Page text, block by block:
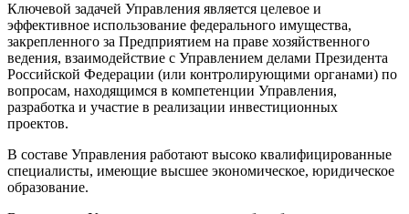
Ключевой задачей Управления является целевое и
эффективное использование федерального имущества,
закрепленного за Предприятием на праве хозяйственного
ведения, взаимодействие с Управлением делами Президента
Российской Федерации (или контролирующими органами) по
вопросам, находящимся в компетенции Управления,
разработка и участие в реализации инвестиционных
проектов.
В составе Управления работают высоко квалифицированные
специалисты, имеющие высшее экономическое, юридическое
образование.